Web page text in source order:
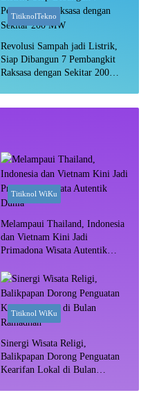
TitiknolTekno
Revolusi Sampah jadi Listrik,
Siap Dibangun 7 Pembangkit
Raksasa dengan Sekitar 200
Titiknol WiKu
Melampaui Thailand, Indonesia
dan Vietnam Kini Jadi
Primadona Wisata Autentik
Titiknol WiKu
Sinergi Wisata Religi,
Balikpapan Dorong Penguatan
Kearifan Lokal di Bulan